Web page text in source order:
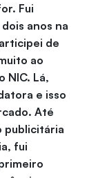
Fui
anos na
de
ao
NIC. Lá,
e isso
Até
publicitária
fui